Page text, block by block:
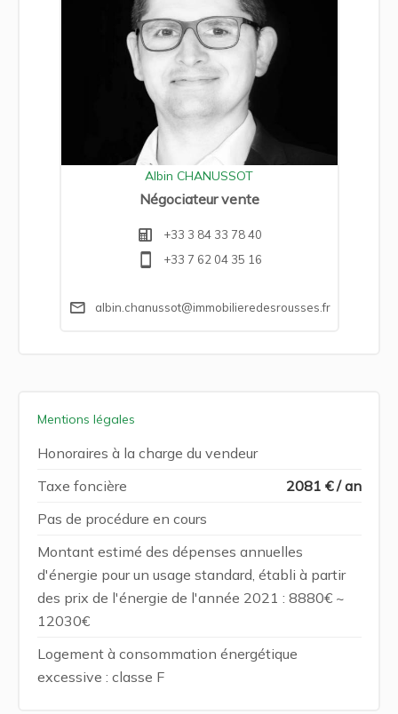
Albin CHANUSSOT
Négociateur vente
+33 3 84 33 78 40
+33 7 62 04 35 16
albin.chanussot@immobilieredesrousses.fr
Mentions légales
Honoraires à la charge du vendeur
Taxe foncière
2081 € / an
Pas de procédure en cours
Montant estimé des dépenses annuelles
d'énergie pour un usage standard, établi à partir
des prix de l'énergie de l'année 2021 : 8880€ ~
12030€
Logement à consommation énergétique
excessive : classe F